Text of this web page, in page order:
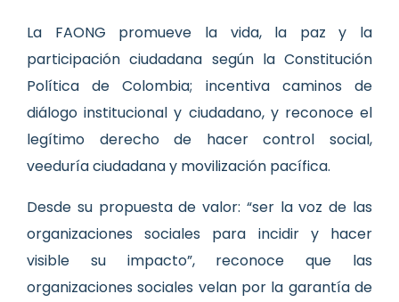
La FAONG promueve la vida, la paz y la
participación ciudadana según la Constitución
Política de Colombia; incentiva caminos de
diálogo institucional y ciudadano, y reconoce el
legítimo derecho de hacer control social,
veeduría ciudadana y movilización pacífica.
Desde su propuesta de valor: “ser la voz de las
organizaciones sociales para incidir y hacer
visible su impacto”, reconoce que las
organizaciones sociales velan por la garantía de